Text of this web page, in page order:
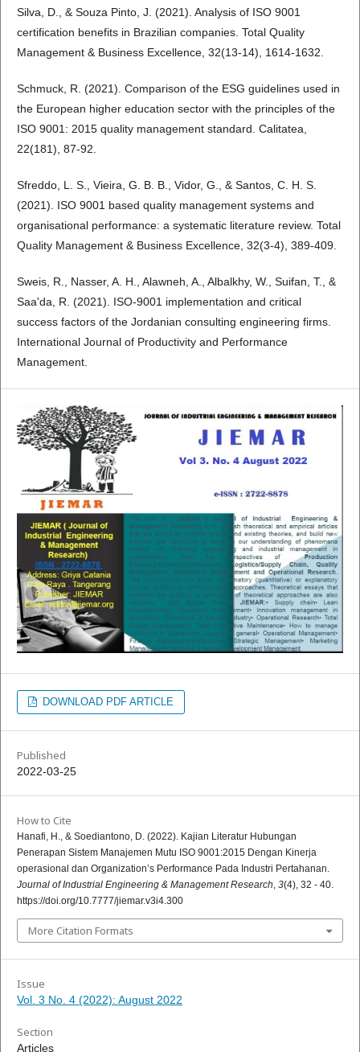
Silva, D., & Souza Pinto, J. (2021). Analysis of ISO 9001
certification benefits in Brazilian companies. Total Quality
Management & Business Excellence, 32(13-14), 1614-1632.
Schmuck, R. (2021). Comparison of the ESG guidelines used in
the European higher education sector with the principles of the
ISO 9001: 2015 quality management standard. Calitatea,
22(181), 87-92.
Sfreddo, L. S., Vieira, G. B. B., Vidor, G., & Santos, C. H. S.
(2021). ISO 9001 based quality management systems and
organisational performance: a systematic literature review. Total
Quality Management & Business Excellence, 32(3-4), 389-409.
Sweis, R., Nasser, A. H., Alawneh, A., Albalkhy, W., Suifan, T., &
Saa'da, R. (2021). ISO-9001 implementation and critical
success factors of the Jordanian consulting engineering firms.
International Journal of Productivity and Performance
Management.
DOWNLOAD PDF ARTICLE
Published
2022-03-25
How to Cite
Hanafi, H., & Soediantono, D. (2022). Kajian Literatur Hubungan
Penerapan Sistem Manajemen Mutu ISO 9001:2015 Dengan Kinerja
operasional dan Organization’s Performance Pada Industri Pertahanan.
Journal of Industrial Engineering & Management Research 3(4), 32 - 40.
https://doi.org/10.7777/jiemar.v3i4.300
More Citation Formats
Issue
Vol. 3 No. 4 (2022): August 2022
Section
Articles